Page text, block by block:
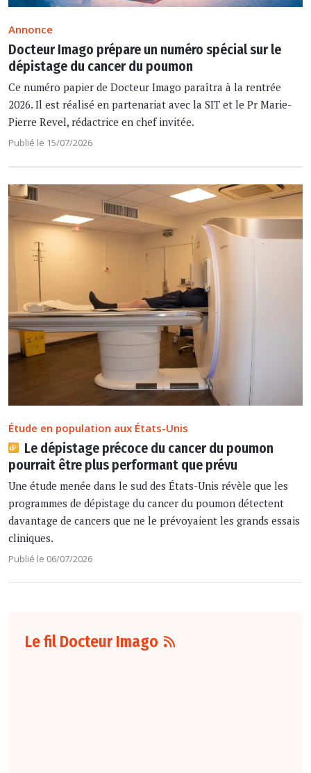
Annonce
Docteur Imago prépare un numéro spécial sur le
dépistage du cancer du poumon
Ce numéro papier de Docteur Imago paraîtra à la rentrée
2026. Il est réalisé en partenariat avec la SIT et le Pr Marie-
Pierre Revel, rédactrice en chef invitée.
Publié le 15/07/2026
Étude en population aux États-Unis
Le dépistage précoce du cancer du poumon
pourrait être plus performant que prévu
Une étude menée dans le sud des États-Unis révèle que les
programmes de dépistage du cancer du poumon détectent
davantage de cancers que ne le prévoyaient les grands essais
cliniques.
Publié le 06/07/2026
Le fil Docteur Imago